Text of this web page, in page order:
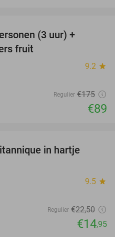
(3 uur) +
fruit
9.2 star
Regulier €175
€89
in hartje
9.5 star
Regulier €22,50
€14,95